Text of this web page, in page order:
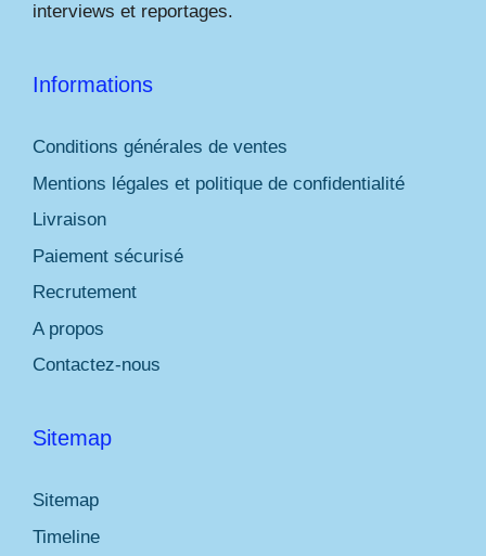
interviews et reportages.
Informations
Conditions générales de ventes
Mentions légales et politique de confidentialité
Livraison
Paiement sécurisé
Recrutement
A propos
Contactez-nous
Sitemap
Sitemap
Timeline